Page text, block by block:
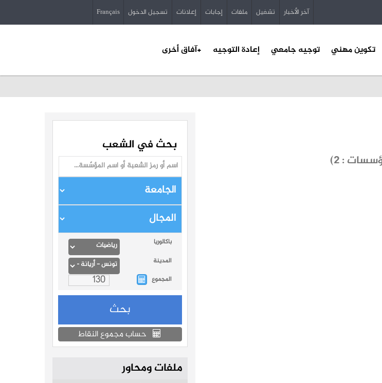
آخر الأخبار تشغيل ملفات إجابات إعلانات تسجيل الدخول Français
تكوين مهني توجيه جامعي إعادة التوجيه +آفاق أخرى
بحث في الشعب
باكالوريا
المدينة
المجموع
حساب مجموع النقاط
ملفات ومحاور